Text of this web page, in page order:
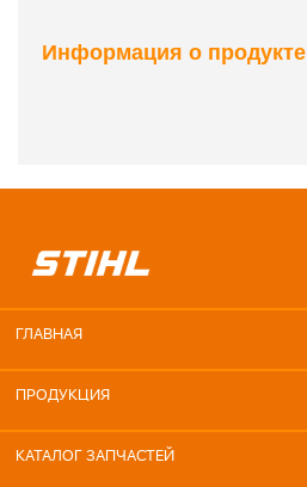
Информация о продукте
ГЛАВНАЯ
ПРОДУКЦИЯ
КАТАЛОГ ЗАПЧАСТЕЙ